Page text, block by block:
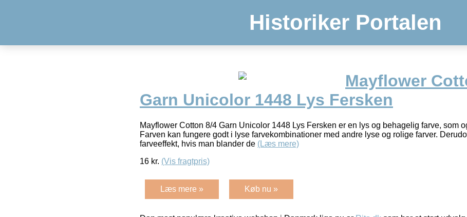
Historiker Portalen
Mayflower
Garn Unicolor 1448 Lys Fersken
Mayflower Cotton 8/4 Garn Unicolor 1448 Lys Fersken er en lys og behagelig farve, som
Farven kan fungere godt i lyse farvekombinationer med andre lyse og rolige farver.
farveeffekt, hvis man blander de (Læs mere)
16 kr. (Vis fragtpris)
Læs mere » Køb nu »